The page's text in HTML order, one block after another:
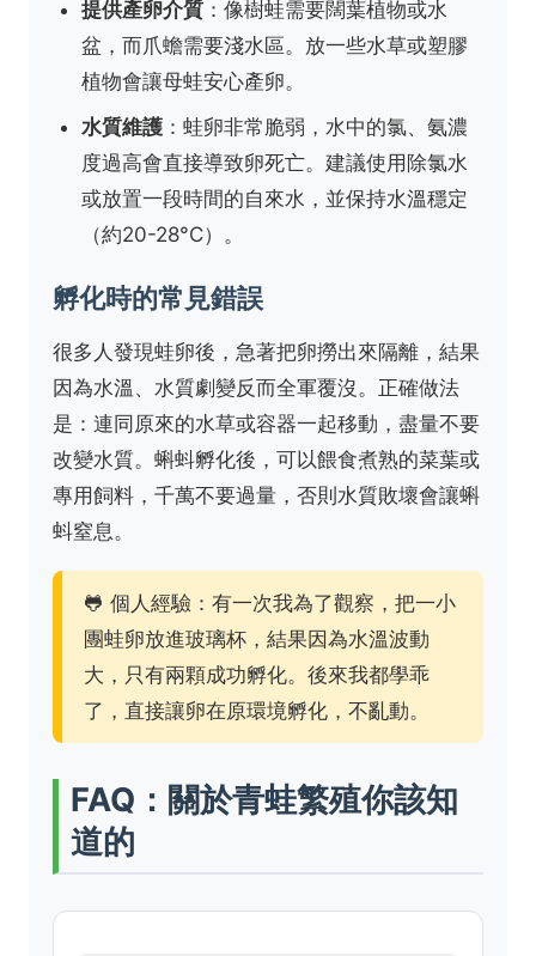
提供產卵介質 ：像樹蛙需要闊葉植物或水
盆，而爪蟾需要淺水區。放一些水草或塑膠
植物會讓母蛙安心產卵。
水質維護 ：蛙卵非常脆弱，水中的氯、氨濃
度過高會直接導致卵死亡。建議使用除氯水
或放置一段時間的自來水，並保持水溫穩定
（約20-28°C）。
孵化時的常見錯誤
很多人發現蛙卵後，急著把卵撈出來隔離，結果
因為水溫、水質劇變反而全軍覆沒。正確做法
是：連同原來的水草或容器一起移動，盡量不要
改變水質。蝌蚪孵化後，可以餵食煮熟的菜葉或
專用飼料，千萬不要過量，否則水質敗壞會讓蝌
蚪窒息。
🐸 個人經驗：有一次我為了觀察，把一小
團蛙卵放進玻璃杯，結果因為水溫波動
大，只有兩顆成功孵化。後來我都學乖
了，直接讓卵在原環境孵化，不亂動。
FAQ：關於青蛙繁殖你該知
道的